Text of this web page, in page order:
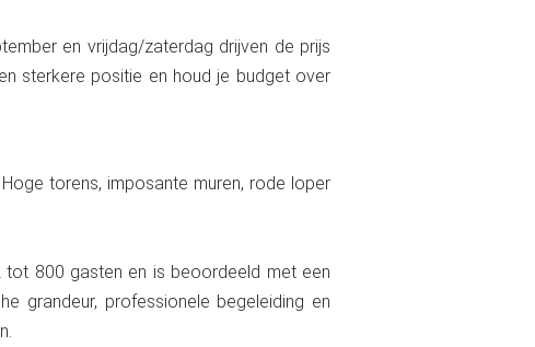
en vrijdag/zaterdag drijven de prijs
sterkere positie en houd je budget over
torens, imposante muren, rode loper
800 gasten en is beoordeeld met een
grandeur, professionele begeleiding en